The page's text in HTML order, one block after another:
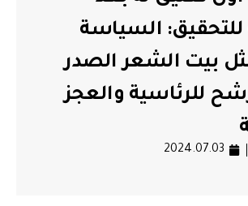
للتحقيق: السياسة
بيت الشعر الصدر
للرئاسية والعجز
2024.07.03